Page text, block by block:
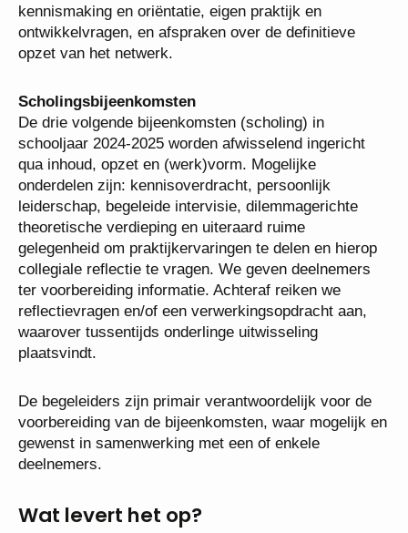
kennismaking en oriëntatie, eigen praktijk en
ontwikkelvragen, en afspraken over de definitieve
opzet van het netwerk.
Scholingsbijeenkomsten
De drie volgende bijeenkomsten (scholing) in
schooljaar 2024-2025 worden afwisselend ingericht
qua inhoud, opzet en (werk)vorm. Mogelijke
onderdelen zijn: kennisoverdracht, persoonlijk
leiderschap, begeleide intervisie, dilemmagerichte
theoretische verdieping en uiteraard ruime
gelegenheid om praktijkervaringen te delen en hierop
collegiale reflectie te vragen. We geven deelnemers
ter voorbereiding informatie. Achteraf reiken we
reflectievragen en/of een verwerkingsopdracht aan,
waarover tussentijds onderlinge uitwisseling
plaatsvindt.
De begeleiders zijn primair verantwoordelijk voor de
voorbereiding van de bijeenkomsten, waar mogelijk en
gewenst in samenwerking met een of enkele
deelnemers.
Wat levert het op?